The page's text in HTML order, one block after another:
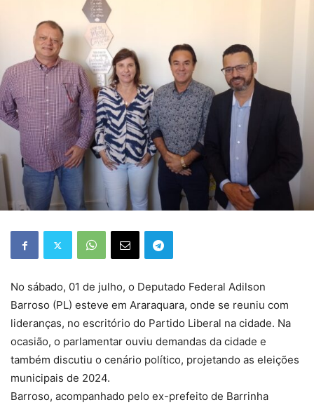
No sábado, 01 de julho, o Deputado Federal Adilson
Barroso (PL) esteve em Araraquara, onde se reuniu com
lideranças, no escritório do Partido Liberal na cidade. Na
ocasião, o parlamentar ouviu demandas da cidade e
também discutiu o cenário político, projetando as eleições
municipais de 2024.
Barroso, acompanhado pelo ex-prefeito de Barrinha